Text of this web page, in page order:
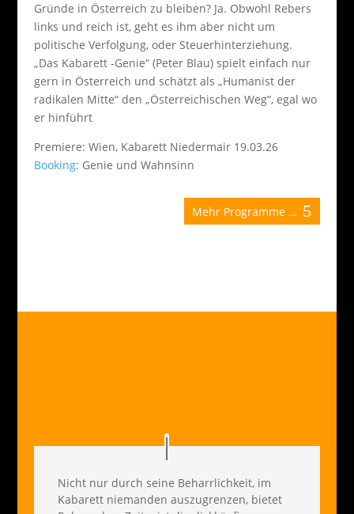
Gründe in Österreich zu bleiben? Ja. Obwohl Rebers
links und reich ist, geht es ihm aber nicht um
politische Verfolgung, oder Steuerhinterziehung.
„Das Kabarett -Genie“ (Peter Blau) spielt einfach nur
gern in Österreich und schätzt als „Humanist der
radikalen Mitte“ den „Österreichischen Weg“, egal wo
er hinführt
Premiere: Wien, Kabarett Niedermair 19.03.26
Booking: Genie und Wahnsinn
Mehr Programme …
Nicht nur durch seine Beharrlichkeit, im
Kabarett niemanden auszugrenzen, bietet